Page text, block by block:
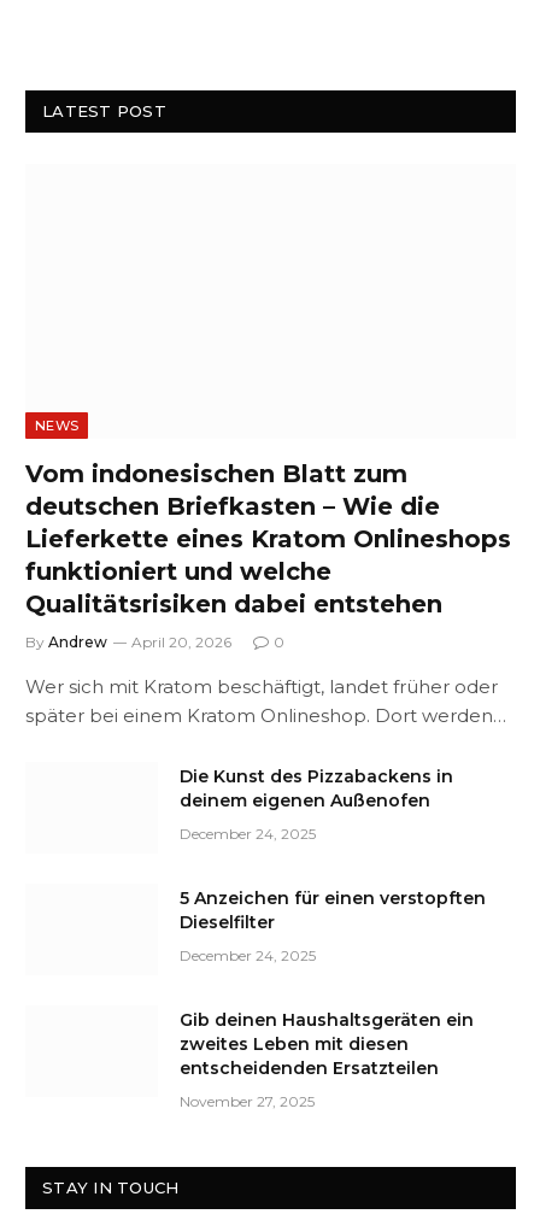
LATEST POST
NEWS
Vom indonesischen Blatt zum
deutschen Briefkasten – Wie die
Lieferkette eines Kratom Onlineshops
funktioniert und welche
Qualitätsrisiken dabei entstehen
By Andrew April 20, 2026 0
Wer sich mit Kratom beschäftigt, landet früher oder
später bei einem Kratom Onlineshop. Dort werden…
Die Kunst des Pizzabackens in
deinem eigenen Außenofen
December 24, 2025
5 Anzeichen für einen verstopften
Dieselfilter
December 24, 2025
Gib deinen Haushaltsgeräten ein
zweites Leben mit diesen
entscheidenden Ersatzteilen
November 27, 2025
STAY IN TOUCH